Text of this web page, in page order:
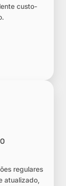
custo-
regulares
atualizado,